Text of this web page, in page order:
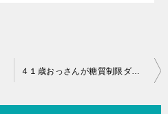
４１歳おっさんが糖質制限ダイエットを始めました。４７日目。もうそろそろ本気出すわよ！